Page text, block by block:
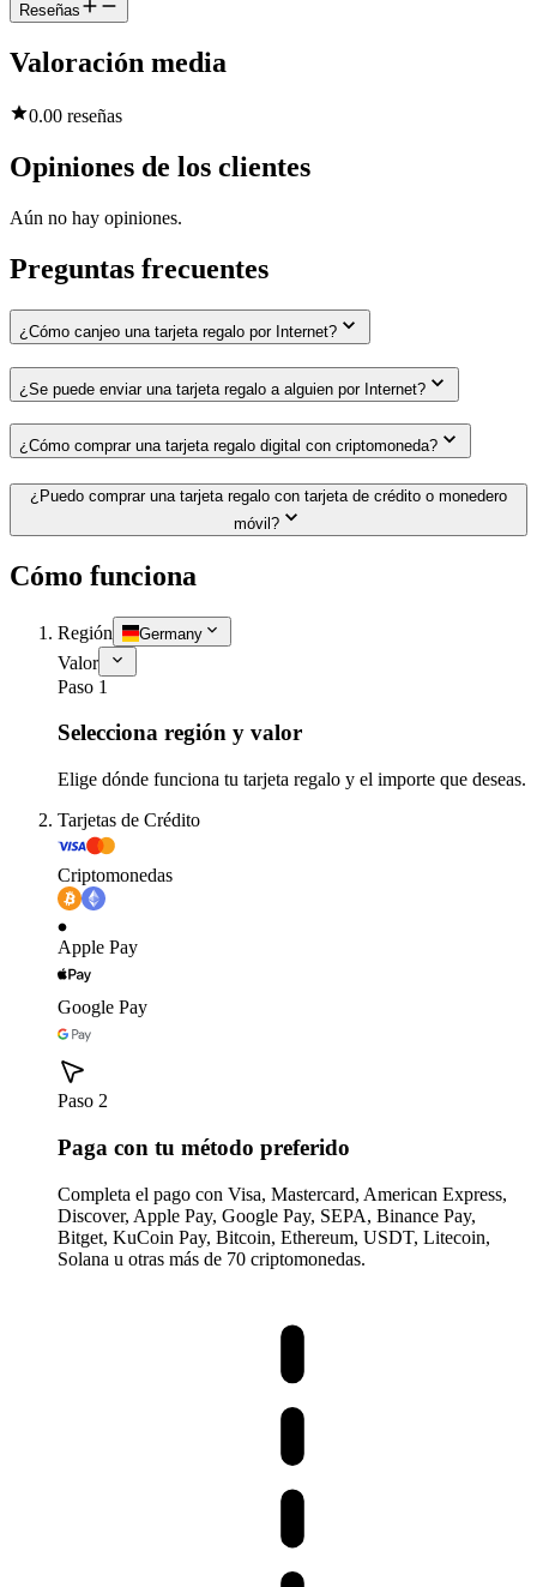
Reseñas
Valoración media
0.00 reseñas
Opiniones de los clientes
Aún no hay opiniones.
Preguntas frecuentes
¿Cómo canjeo una tarjeta regalo por Internet?
¿Se puede enviar una tarjeta regalo a alguien por Internet?
¿Cómo comprar una tarjeta regalo digital con criptomoneda?
¿Puedo comprar una tarjeta regalo con tarjeta de crédito o monedero
móvil?
Cómo funciona
Región Germany
Valor
Paso 1
Selecciona región y valor
Elige dónde funciona tu tarjeta regalo y el importe que deseas.
Tarjetas de Crédito
Criptomonedas
Apple Pay
Google Pay
Paso 2
Paga con tu método preferido
Completa el pago con Visa, Mastercard, American Express,
Discover, Apple Pay, Google Pay, SEPA, Binance Pay,
Bitget, KuCoin Pay, Bitcoin, Ethereum, USDT, Litecoin,
Solana u otras más de 70 criptomonedas.